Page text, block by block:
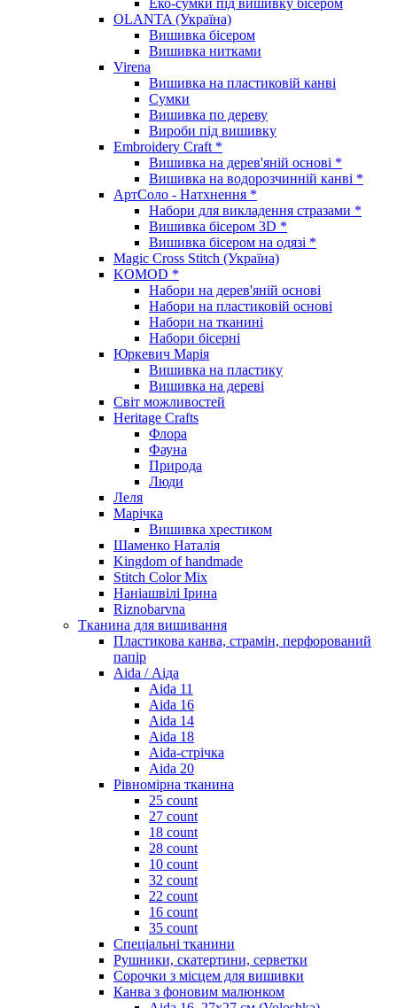
OLANTA (Україна)
Вишивка бісером
Вишивка нитками
Virena
Вишивка на пластиковій канві
Сумки
Вишивка по дереву
Вироби під вишивку
Embroidery Craft *
Вишивка на дерев'яній основі *
Вишивка на водорозчинній канві *
АртСоло - Натхнення *
Набори для викладення стразами *
Вишивка бісером 3D *
Вишивка бісером на одязі *
Magic Cross Stitch (Україна)
KOMOD *
Набори на дерев'яній основі
Набори на пластиковій основі
Набори на тканині
Набори бісерні
Юркевич Марія
Вишивка на пластику
Вишивка на дереві
Світ можливостей
Heritage Crafts
Флора
Фауна
Природа
Люди
Леля
Марічка
Вишивка хрестиком
Шаменко Наталія
Kingdom of handmade
Stitch Color Mix
Наніашвілі Ірина
Riznobarvna
Тканина для вишивання
Пластикова канва, страмін, перфорований
папір
Aida / Аіда
Aida 11
Aida 16
Aida 14
Aida 18
Aida-стрічка
Aida 20
Рівномірна тканина
25 count
27 count
18 count
28 count
10 count
32 count
22 count
16 count
35 count
Спеціальні тканини
Рушники, скатертини, серветки
Сорочки з місцем для вишивки
Канва з фоновим малюнком